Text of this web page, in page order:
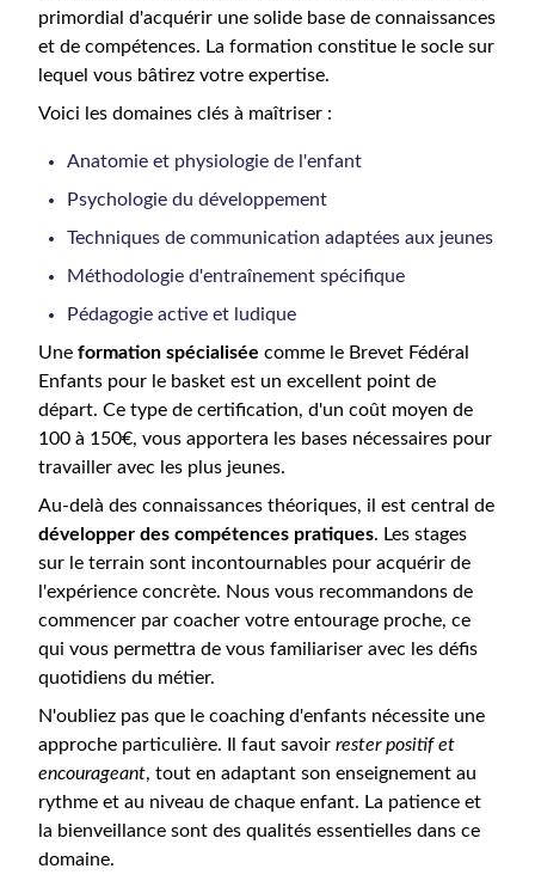
primordial d'acquérir une solide base de connaissances
et de compétences. La formation constitue le socle sur
lequel vous bâtirez votre expertise.
Voici les domaines clés à maîtriser :
Anatomie et physiologie de l'enfant
Psychologie du développement
Techniques de communication adaptées aux jeunes
Méthodologie d'entraînement spécifique
Pédagogie active et ludique
Une formation spécialisée comme le Brevet Fédéral
Enfants pour le basket est un excellent point de
départ. Ce type de certification, d'un coût moyen de
100 à 150€, vous apportera les bases nécessaires pour
travailler avec les plus jeunes.
Au-delà des connaissances théoriques, il est central de
développer des compétences pratiques. Les stages
sur le terrain sont incontournables pour acquérir de
l'expérience concrète. Nous vous recommandons de
commencer par coacher votre entourage proche, ce
qui vous permettra de vous familiariser avec les défis
quotidiens du métier.
N'oubliez pas que le coaching d'enfants nécessite une
approche particulière. Il faut savoir rester positif et
encourageant, tout en adaptant son enseignement au
rythme et au niveau de chaque enfant. La patience et
la bienveillance sont des qualités essentielles dans ce
domaine.